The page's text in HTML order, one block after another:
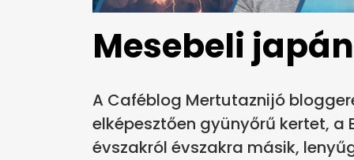
Mesebeli
A Caféblog Mertutaznijó
elképesztően gyünyőrű kertet,
évszakról évszakra másik,